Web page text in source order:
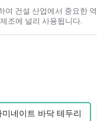
여 건설 산업에서 중요한
조에 널리 사용됩니다.
미네이트 바닥 테두리